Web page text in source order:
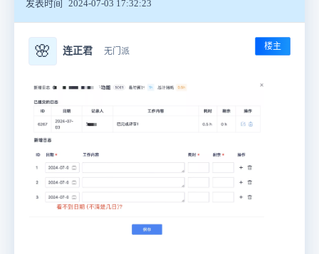
发表时间
2024-07-03 17:32:23
🌸 连正君 无门派 楼主